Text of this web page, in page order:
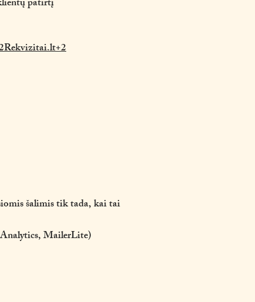
patirtį
šalimis tik tada, kai tai
MailerLite)